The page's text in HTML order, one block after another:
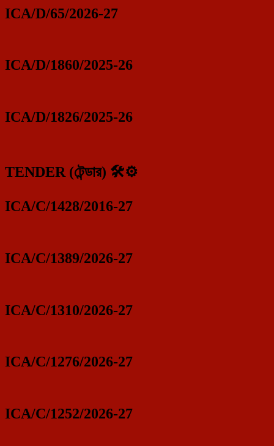
ICA/D/65/2026-27
ICA/D/1860/2025-26
ICA/D/1826/2025-26
TENDER (টেন্ডার) 🛠️⚙️
ICA/C/1428/2016-27
ICA/C/1389/2026-27
ICA/C/1310/2026-27
ICA/C/1276/2026-27
ICA/C/1252/2026-27